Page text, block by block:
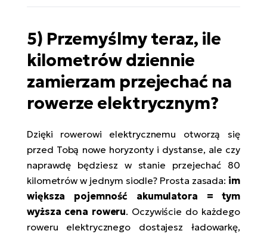
5) Przemyślmy teraz, ile
kilometrów dziennie
zamierzam przejechać na
rowerze elektrycznym?
Dzięki rowerowi elektrycznemu otworzą się
przed Tobą nowe horyzonty i dystanse, ale czy
naprawdę będziesz w stanie przejechać 80
kilometrów w jednym siodle? Prosta zasada: im
większa pojemność akumulatora = tym
wyższa cena roweru. Oczywiście do każdego
roweru elektrycznego dostajesz ładowarkę,